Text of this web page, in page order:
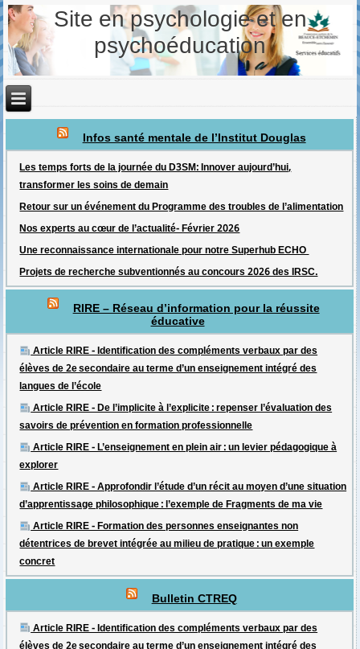
Site en psychologie et en
psychoéducation
Infos santé mentale de l’Institut Douglas
Les temps forts de la journée du D3SM: Innover aujourd’hui,
transformer les soins de demain
Retour sur un événement du Programme des troubles de l’alimentation
Nos experts au cœur de l’actualité- Février 2026
Une reconnaissance internationale pour notre Superhub ECHO
Projets de recherche subventionnés au concours 2026 des IRSC.
RIRE – Réseau d’information pour la réussite
éducative
Article RIRE - Identification des compléments verbaux par des
élèves de 2e secondaire au terme d’un enseignement intégré des
langues de l’école
Article RIRE - De l’implicite à l’explicite : repenser l’évaluation des
savoirs de prévention en formation professionnelle
Article RIRE - L’enseignement en plein air : un levier pédagogique à
explorer
Article RIRE - Approfondir l’étude d’un récit au moyen d’une situation
d’apprentissage philosophique : l’exemple de Fragments de ma vie
Article RIRE - Formation des personnes enseignantes non
détentrices de brevet intégrée au milieu de pratique : un exemple
concret
Bulletin CTREQ
Article RIRE - Identification des compléments verbaux par des